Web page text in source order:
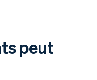
peut